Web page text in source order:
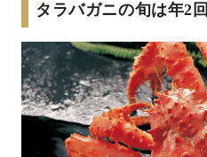
タラバガニの旬は年2回